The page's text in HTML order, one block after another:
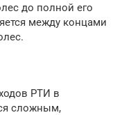
до полной его
между концами
РТИ в
сложным,